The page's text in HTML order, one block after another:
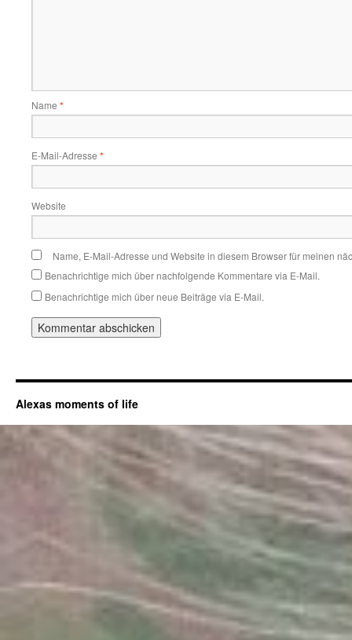
Name *
E-Mail-Adresse *
Website
Name, E-Mail-Adresse und Website in diesem Browser für meinen
Benachrichtige mich über nachfolgende Kommentare via E-Mail.
Benachrichtige mich über neue Beiträge via E-Mail.
Alexas moments of life